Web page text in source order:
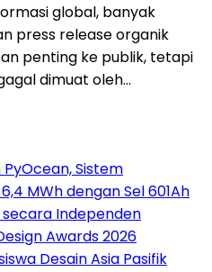
global, banyak
press release organik
penting ke publik, tetapi
dimuat oleh…
Sistem
MWh dengan Sel 601Ah
Independen
Awards 2026
Desain Asia Pasifik